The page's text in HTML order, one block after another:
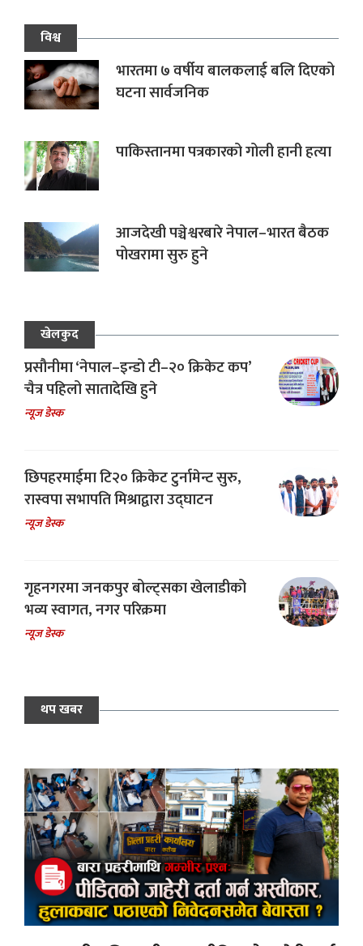
विश्व
भारतमा ७ वर्षीय बालकलाई बलि दिएको
घटना सार्वजनिक
पाकिस्तानमा पत्रकारको गोली हानी हत्या
आजदेखी पञ्चेश्वरबारे नेपाल–भारत बैठक
पोखरामा सुरु हुने
खेलकुद
प्रसौनीमा ‘नेपाल–इन्डो टी–२० क्रिकेट कप’
चैत्र पहिलो सातादेखि हुने
न्यूज डेस्क
छिपहरमाईमा टि२० क्रिकेट टुर्नामेन्ट सुरु,
रास्वपा सभापति मिश्राद्वारा उद्घाटन
न्यूज डेस्क
गृहनगरमा जनकपुर बोल्ट्सका खेलाडीको
भव्य स्वागत, नगर परिक्रमा
न्यूज डेस्क
थप खबर